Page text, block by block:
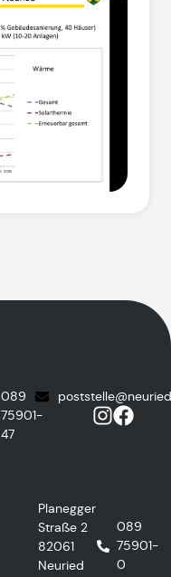
089
75901-
47
Planegger
Straße 2
82061
Neuried
089
75901-
0